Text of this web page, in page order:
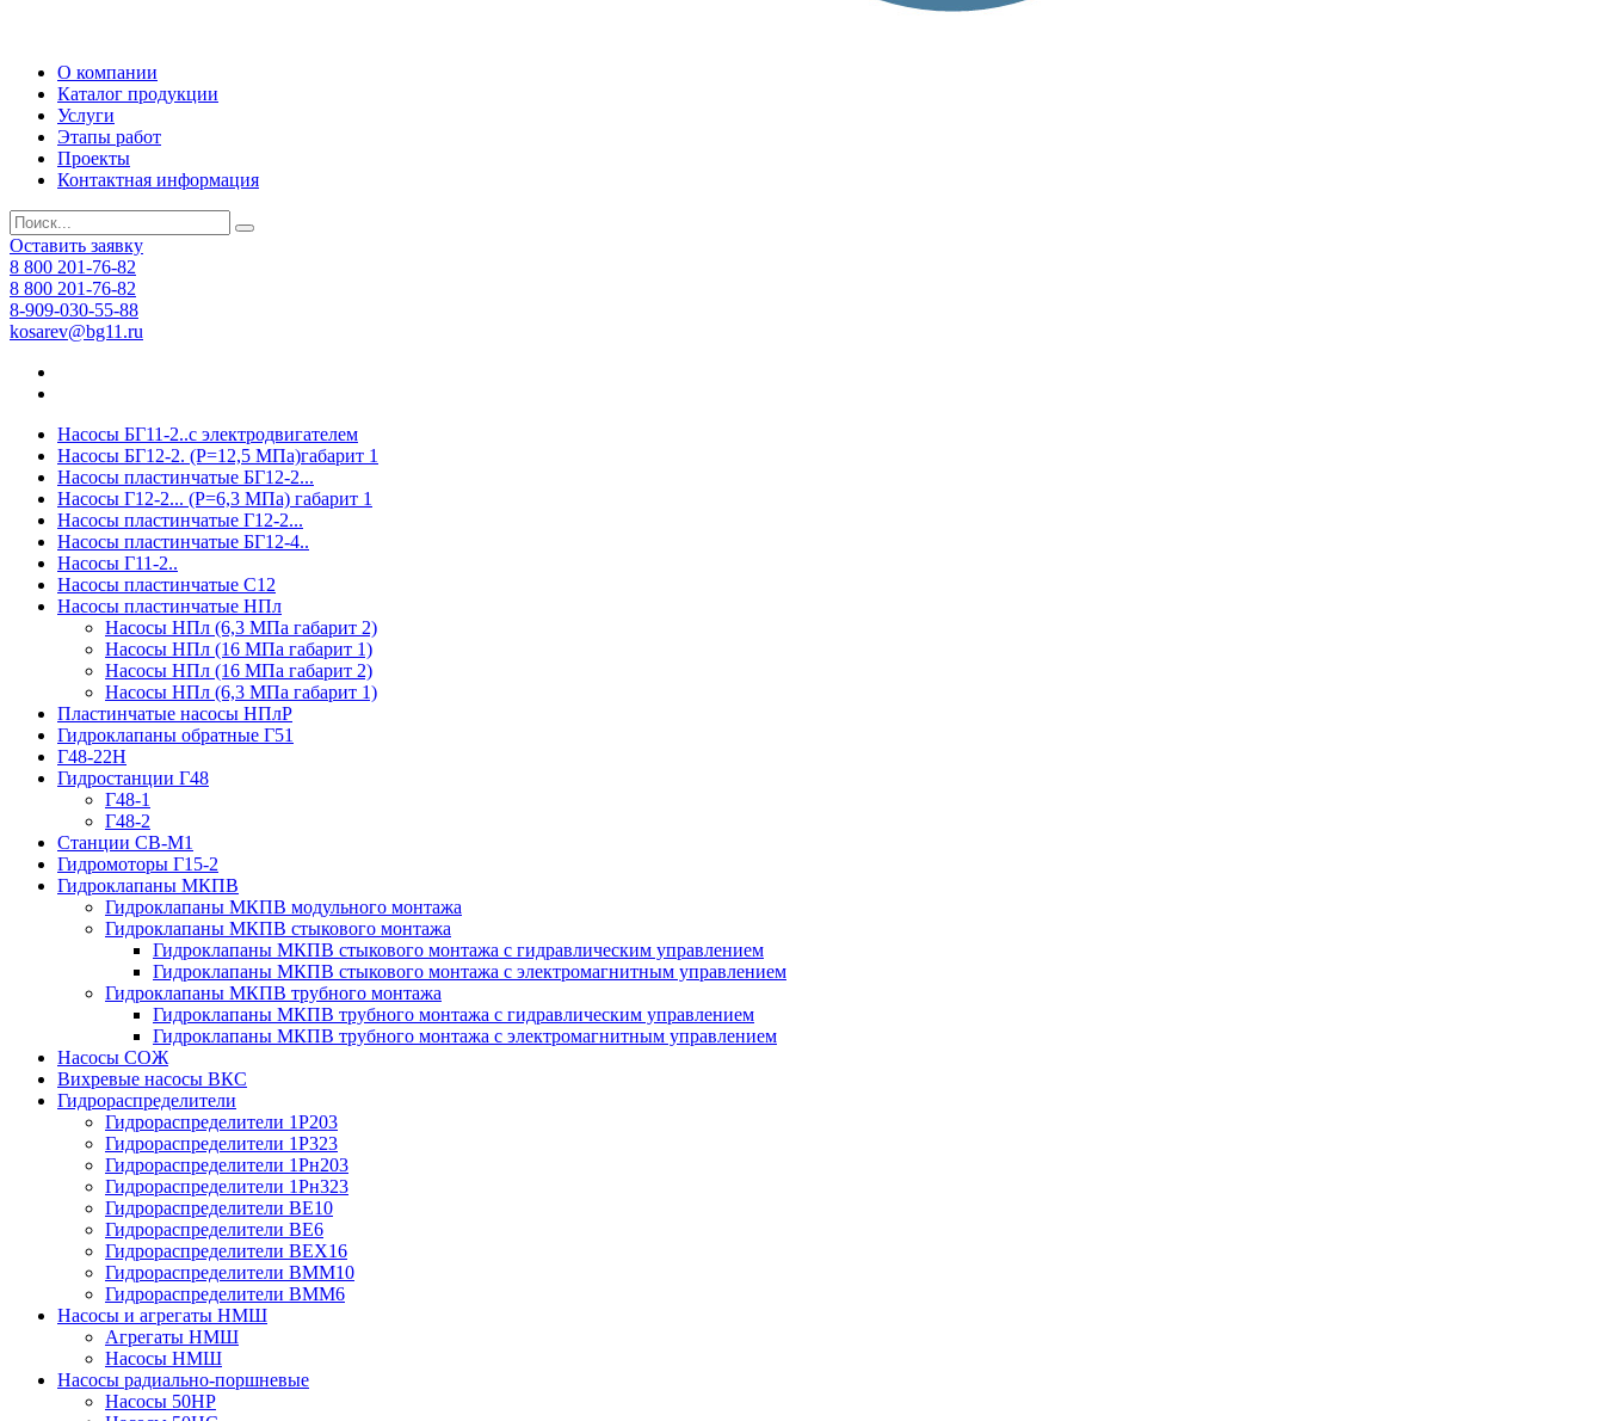
О компании
Каталог продукции
Услуги
Этапы работ
Проекты
Контактная информация
Оставить заявку
8 800 201-76-82
8 800 201-76-82
8-909-030-55-88
kosarev@bg11.ru
Насосы БГ11-2..с электродвигателем
Насосы БГ12-2. (Р=12,5 МПа)габарит 1
Насосы пластинчатые БГ12-2...
Насосы Г12-2... (Р=6,3 МПа) габарит 1
Насосы пластинчатые Г12-2...
Насосы пластинчатые БГ12-4..
Насосы Г11-2..
Насосы пластинчатые С12
Насосы пластинчатые НПл
Насосы НПл (6,3 МПа габарит 2)
Насосы НПл (16 МПа габарит 1)
Насосы НПл (16 МПа габарит 2)
Насосы НПл (6,3 МПа габарит 1)
Пластинчатые насосы НПлР
Гидроклапаны обратные Г51
Г48-22Н
Гидростанции Г48
Г48-1
Г48-2
Станции СВ-М1
Гидромоторы Г15-2
Гидроклапаны МКПВ
Гидроклапаны МКПВ модульного монтажа
Гидроклапаны МКПВ стыкового монтажа
Гидроклапаны МКПВ стыкового монтажа с гидравлическим управлением
Гидроклапаны МКПВ стыкового монтажа с электромагнитным управлением
Гидроклапаны МКПВ трубного монтажа
Гидроклапаны МКПВ трубного монтажа с гидравлическим управлением
Гидроклапаны МКПВ трубного монтажа с электромагнитным управлением
Насосы СОЖ
Вихревые насосы ВКС
Гидрораспределители
Гидрораспределители 1Р203
Гидрораспределители 1Р323
Гидрораспределители 1Рн203
Гидрораспределители 1Рн323
Гидрораспределители ВЕ10
Гидрораспределители ВЕ6
Гидрораспределители ВЕХ16
Гидрораспределители ВММ10
Гидрораспределители ВММ6
Насосы и агрегаты НМШ
Агрегаты НМШ
Насосы НМШ
Насосы радиально-поршневые
Насосы 50НР